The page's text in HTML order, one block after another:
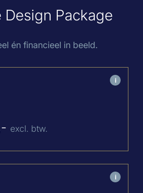
Design Package
én financieel in beeld.
i
excl. btw.
i